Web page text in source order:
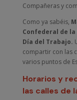
Compañeras y
Como ya sabéis,
Confederal de la
Día del Trabajo.
compartir con las
varios puntos de
Horarios y
las calles de